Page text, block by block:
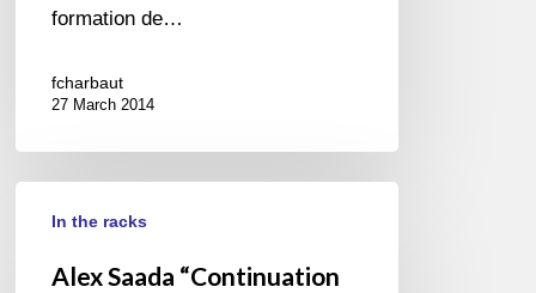
formation de…
fcharbaut
27 March 2014
SaadaIn the racks
Alex Saada “Continuation